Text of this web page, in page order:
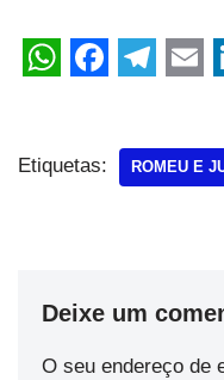
Etiquetas: ROMEU E
Deixe um
O seu endereço de